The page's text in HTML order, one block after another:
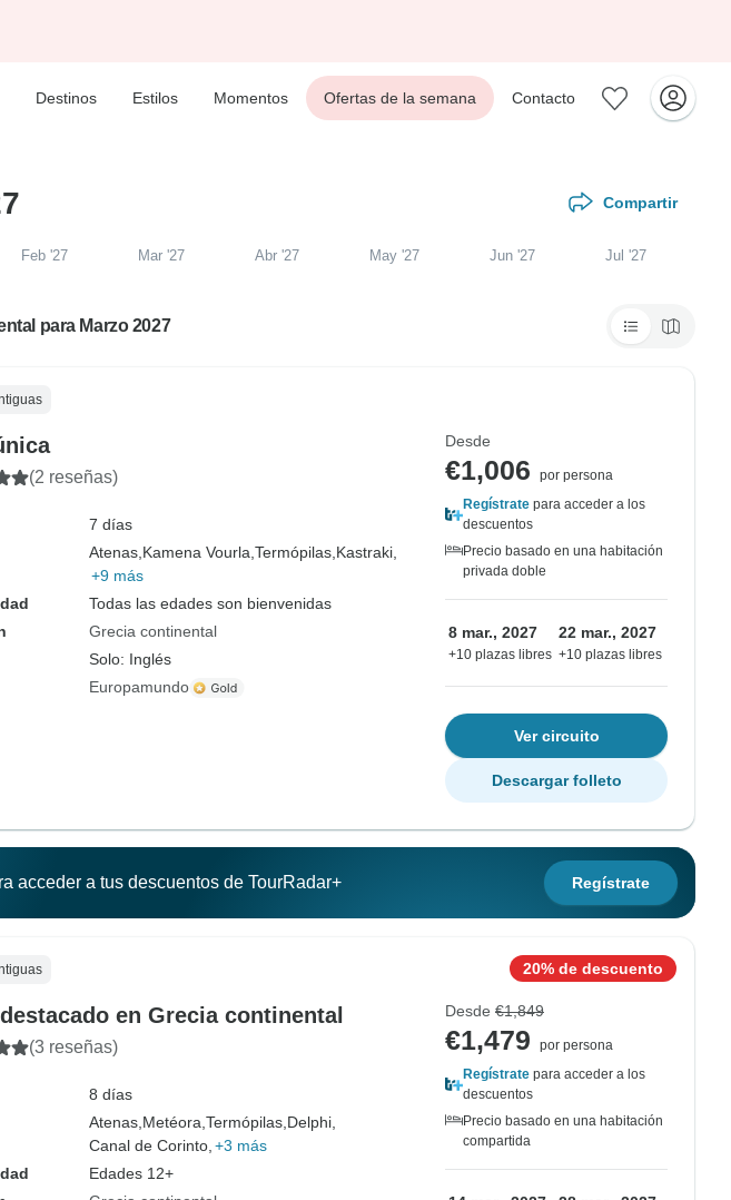
Destinos Estilos Momentos Ofertas de la semana Contacto
Compartir
Feb '27 Mar '27 Abr '27 May '27 Jun '27 Jul '27
para Marzo 2027
(2 reseñas)
7 días
Atenas, Kamena Vourla, Termópilas, Kastraki,
+9 más
Todas las edades son bienvenidas
Grecia continental
Solo: Inglés
Europamundo
Desde
€1,006
por persona
Regístrate para acceder a los
descuentos
Precio basado en una habitación
privada doble
8 mar., 2027
+10 plazas libres
22 mar., 2027
+10 plazas libres
Ver circuito
Descargar folleto
acceder a tus descuentos de TourRadar+ Regístrate
en Grecia continental
(3 reseñas)
8 días
Atenas, Metéora, Termópilas, Delphi,
Canal de Corinto, +3 más
Edades 12+
20% de descuento
Desde €1,849
€1,479
por persona
Regístrate para acceder a los
descuentos
Precio basado en una habitación
compartida